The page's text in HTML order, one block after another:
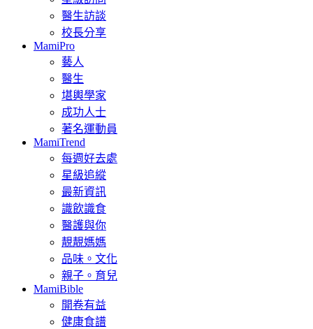
醫生訪談
校長分享
MamiPro
藝人
醫生
堪輿學家
成功人士
著名運動員
MamiTrend
每週好去處
星級追縱
最新資訊
識飲識食
醫護與你
靚靚媽媽
品味。文化
親子。育兒
MamiBible
開卷有益
健康食譜